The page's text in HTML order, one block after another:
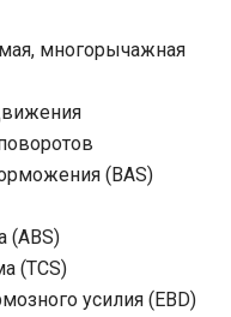
многорычажная
(BAS)
(ABS)
(TCS)
усилия (EBD)